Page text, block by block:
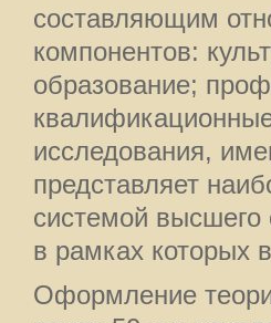
составляющим
компонентов:
образование;
исследования,
представляет
системой высшего
в рамках которых
Оформление